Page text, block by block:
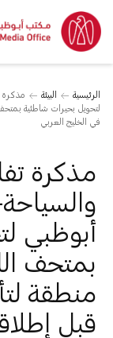
الرئيسية البيئة
مذكرة
لتحويل بحيرات شاطئية
في الخليج العربي
مذكرة
أبوظبي
بمتحف
منطقة
قبل